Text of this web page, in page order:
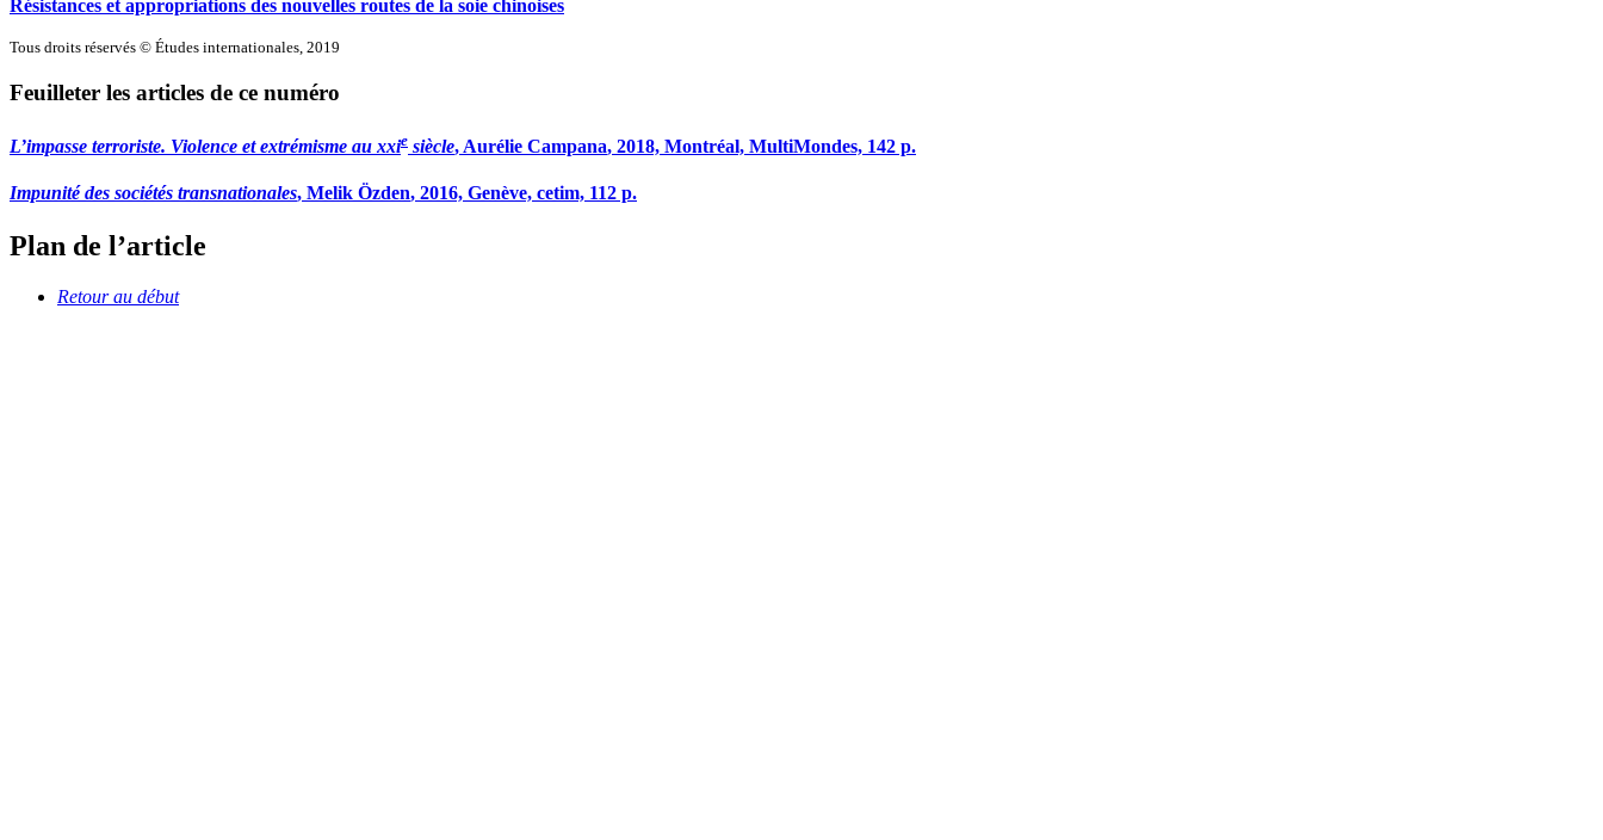
Résistances et appropriations des nouvelles routes de la soie chinoises
Tous droits réservés © Études internationales, 2019
Feuilleter les articles de ce numéro
L’impasse terroriste. Violence et extrémisme au xxie siècle, Aurélie Campana, 2018, Montréal, MultiMondes, 142 p.
Impunité des sociétés transnationales, Melik Özden, 2016, Genève, cetim, 112 p.
Plan de l’article
Retour au début